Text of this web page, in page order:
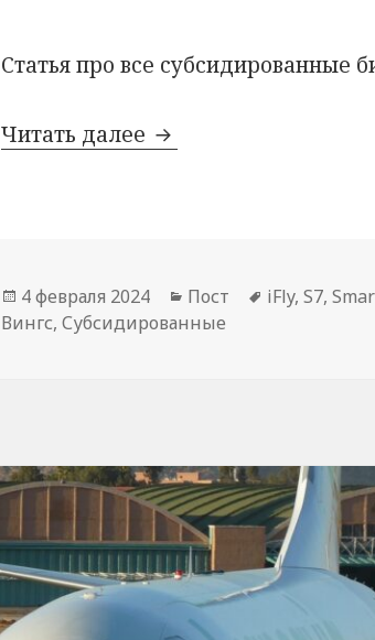
Статья про все субсидированные
Читать далее Субсидированные
Опубликовано
4 февраля 2024 Рубрики
Пост Метки
iFly,S7,
Вингс,Субсидированные